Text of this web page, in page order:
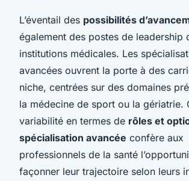
L’éventail des possibilités
également des postes de leadership
institutions médicales. Les
avancées ouvrent la porte à des
niche, centrées sur des domaines
la médecine de sport ou la gériatrie.
variabilité en termes de rôles et
spécialisation avancée confère aux
professionnels de la santé
façonner leur trajectoire selon leurs